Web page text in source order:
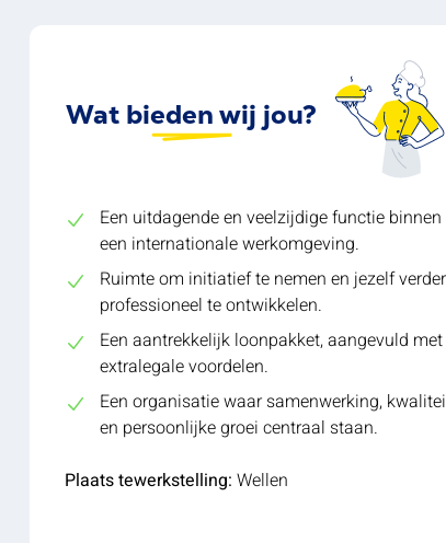
Wat bieden wij jou?
Een uitdagende en veelzijdige functie binnen
een internationale werkomgeving.
Ruimte om initiatief te nemen en jezelf verder
professioneel te ontwikkelen.
Een aantrekkelijk loonpakket, aangevuld met
extralegale voordelen.
Een organisatie waar samenwerking,
en persoonlijke groei centraal staan.
Plaats tewerkstelling: Wellen